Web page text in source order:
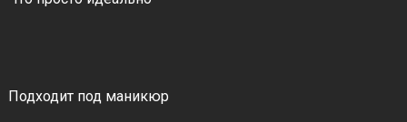
Подходит под маникюр